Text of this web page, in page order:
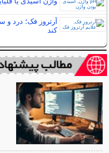
آرتروز فک؛ درد
کند